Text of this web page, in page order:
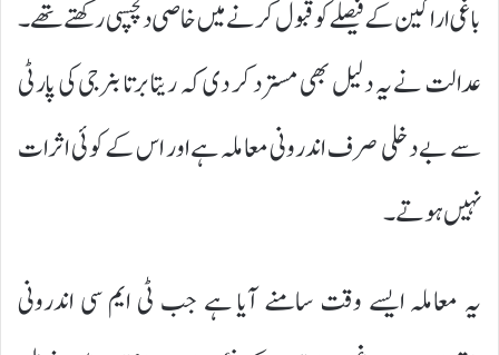
باغی اراکین کے فیصلے کو قبول کرنے میں خاصی دلچسپی رکھتے تھے۔
عدالت نے یہ دلیل بھی مسترد کر دی کہ ریتابرتا بنرجی کی پارٹی
سے بے دخلی صرف اندرونی معاملہ ہے اور اس کے کوئی اثرات
نہیں ہوتے۔
یہ معاملہ ایسے وقت سامنے آیا ہے جب ٹی ایم سی اندرونی